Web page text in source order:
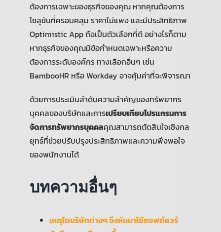
ต้องการเฉพาะของธุรกิจของคุณ หากคุณต้องการ
โซลูชันที่ครอบคลุม ราคาไม่แพง และมีประสิทธิภาพ
Optimistic App ถือเป็นตัวเลือกที่ดี อย่างไรก็ตาม
หากธุรกิจของคุณมีข้อกำหนดเฉพาะหรือความ
ต้องการระดับองค์กร ทางเลือกอื่นๆ เช่น
BambooHR หรือ Workday อาจคุ้มค่าที่จะพิจารณา
ด้วยการประเมินลำดับความสำคัญของทรัพยากร
บุคคลของบริษัทและการเปรียบเทียบโปรแกรมการ
จัดการทรัพยากรบุคคลคุณสามารถตัดสินใจเชิงกล
ยุทธ์ที่ช่วยปรับปรุงประสิทธิภาพและความพึงพอใจ
ของพนักงานได้
บทความอื่นๆ
เหตุใดบริษัทต่างๆ จึงหันมาใช้ซอฟต์แวร์